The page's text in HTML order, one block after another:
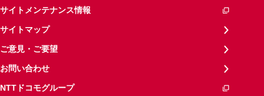
サイトメンテナンス情報
サイトマップ
ご意見・ご要望
お問い合わせ
NTTドコモグループ